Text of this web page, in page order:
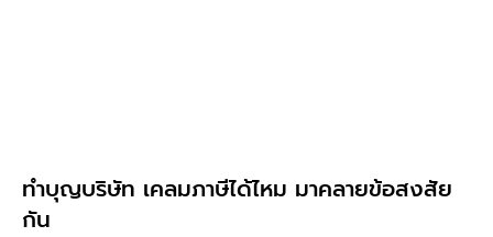
ทําบุญบริษัท เคลมภาษีได้ไหม มาคลายข้อสงสัย
กัน